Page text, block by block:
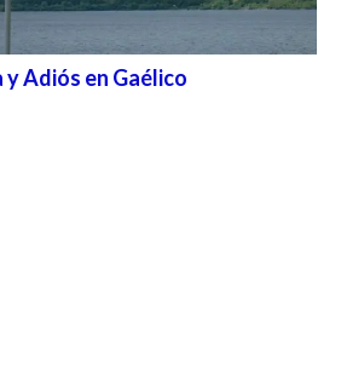
y Adiós en Gaélico